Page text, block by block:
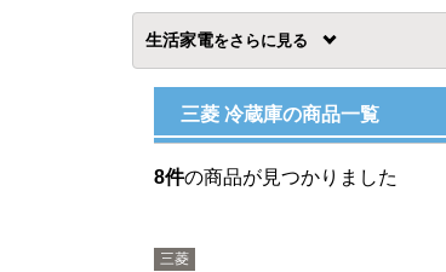
生活家電を
三菱 冷蔵庫の商品一覧
8件の商品が見つかりました
三菱